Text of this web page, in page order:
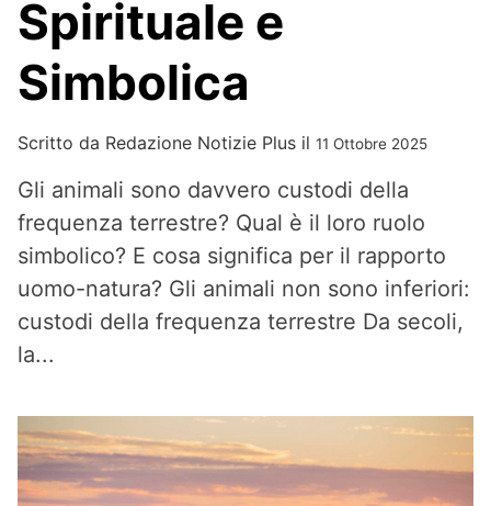
Spirituale e
Simbolica
Scritto da Redazione Notizie Plus il 11 Ottobre 2025
Gli animali sono davvero custodi della
frequenza terrestre? Qual è il loro ruolo
simbolico? E cosa significa per il rapporto
uomo-natura? Gli animali non sono inferiori:
custodi della frequenza terrestre Da secoli,
la...